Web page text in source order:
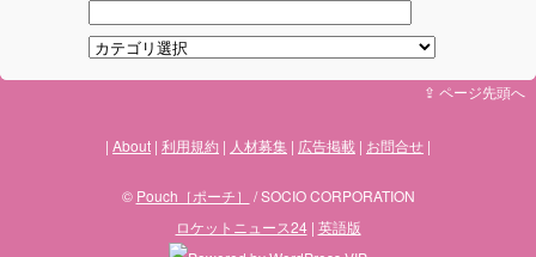
⇪ ページ先頭へ
About 利用規約 人材募集 広告掲載 お問合せ
© Pouch［ポーチ］
/ SOCIO CORPORATION
ロケットニュース24| 英語版